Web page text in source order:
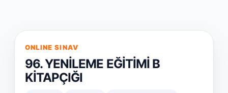
ONLINE SINAV
96. YENİLEME EĞİTİMİ B
KİTAPÇIĞI